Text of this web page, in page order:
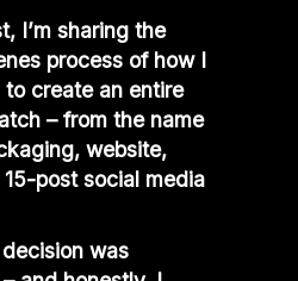
I’m sharing the
process of how I
to create an entire
– from the name
website,
post social media
was